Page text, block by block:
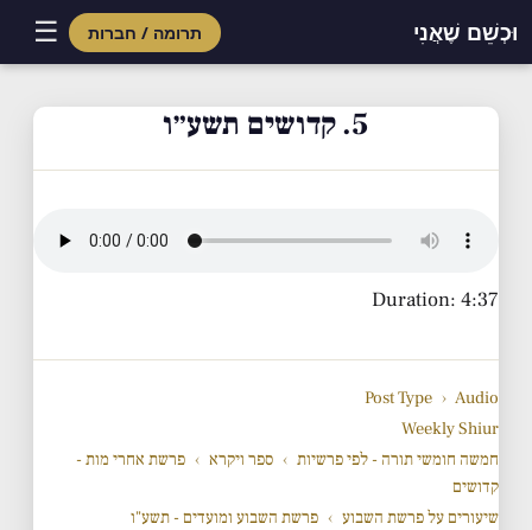
וּכְשֵׁם שֶׁאֲנִי תרומה / חברות ☰
5. קדושים תשע״ו
Duration: 4:37
Post Type › Audio
Weekly Shiur
חמשה חומשי תורה - לפי פרשיות › ספר ויקרא › פרשת אחרי מות -
קדושים
שיעורים על פרשת השבוע › פרשת השבוע ומועדים - תשע"ו